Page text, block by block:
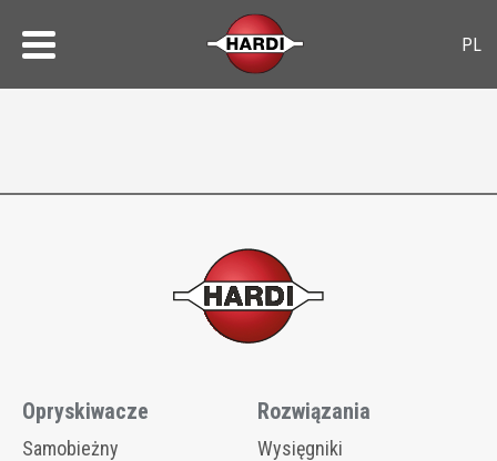
Opryskiwacze
Samobieżny
Rozwiązania
Wysięgniki